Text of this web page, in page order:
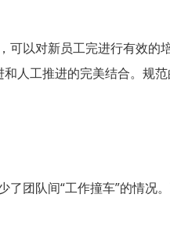
以对新员工完进行有效的
人工推进的完美结合。规
团队间“工作撞车”的情况